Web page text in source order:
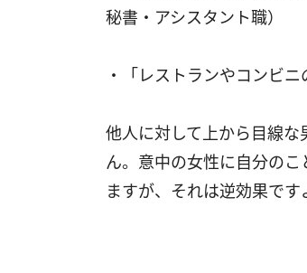
秘書・アシスタント職）
・「レストランやコンビ
他人に対して上から目線
ん。意中の女性に自分の
ますが、それは逆効果です